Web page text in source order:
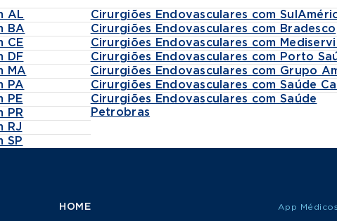
AL
BA
CE
DF
MA
PA
PE
PR
RJ
SP
Cirurgiões Endovasculares com
Cirurgiões Endovasculares com Bradesco
Cirurgiões Endovasculares com
Cirurgiões Endovasculares com Porto
Cirurgiões Endovasculares com Grupo
Cirurgiões Endovasculares com Saúde
Cirurgiões Endovasculares com Saúde
Petrobras
HOME App Médicos